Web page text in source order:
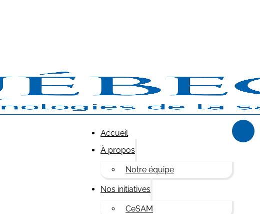
Accueil
À propos
Notre équipe
Nos initiatives
CeSAM